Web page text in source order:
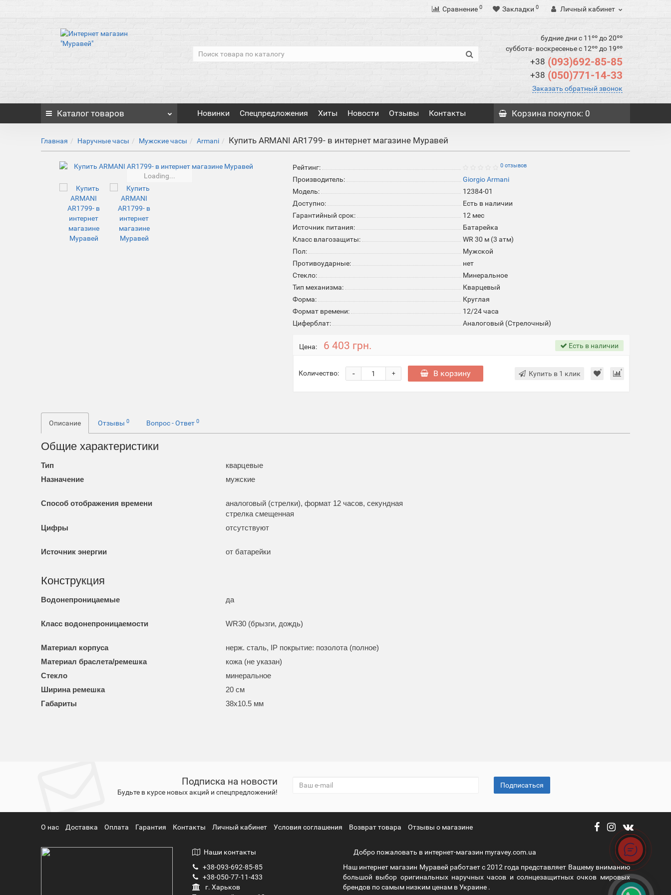
Сравнение 0 Закладки 0 Личный кабинет
будние дни с 11ºº до 20ºº
суббота- воскресенье с 12ºº до 19ºº
+38 (093)692-85-85
+38 (050)771-14-33
Заказать обратный звонок
Каталог товаров Новинки Спецпредложения Хиты Новости Отзывы Контакты Корзина покупок: 0
Главная Наручные часы Мужские часы Armani Купить ARMANI AR1799- в интернет магазине Муравей
Loading...
Рейтинг: 0 отзывов
Производитель:
Giorgio Armani
Модель:
12384-01
Доступно:
Есть в наличии
Гарантийный срок:
12 мес
Источник питания:
Батарейка
Класс влагозащиты:
WR 30 м (3 атм)
Пол:
Мужской
Противоударные:
нет
Стекло:
Минеральное
Тип механизма:
Кварцевый
Форма:
Круглая
Формат времени:
12/24 часа
Циферблат:
Аналоговый (Стрелочный)
Цена: 6 403 грн. Есть в наличии
Количество: +
- В корзину Купить в 1 клик
Описание Отзывы0 Вопрос - Ответ0
Общие характеристики
Тип
кварцевые
Назначение
мужские
Способ отображения времени
аналоговый (стрелки), формат 12 часов, секундная
стрелка смещенная
Цифры
отсутствуют
Источник энергии от батарейки
Конструкция
Водонепроницаемые да
Класс водонепроницаемости WR30 (брызги, дождь)
Материал корпуса
нерж. сталь, IP покрытие: позолота (полное)
Материал браслета/ремешка
кожа (не указан)
Стекло
минеральное
Ширина ремешка
20 см
Габариты
38x10.5 мм
Подписка на новости
Будьте в курсе новых акций и спецпредложений!
Подписаться
О нас Доставка Оплата Гарантия Контакты Личный кабинет Условия соглашения Возврат товара Отзывы о магазине
Наши контакты
+38-093-692-85-85
+38-050-77-11-433
г. Харьков
Добро пожаловать в интернет-магазин myravey.com.ua
Наш интернет магазин Муравей работает с 2012 года представляет Вашему вниманию
большой выбор оригинальных наручных часов и солнцезащитных очков мировых
брендов по самым низким ценам в Украине .